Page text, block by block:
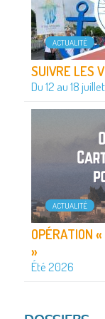
ACTUALITÉ
SUIVRE LES
Du 12 au 18
ACTUALITÉ
OPÉRATION
»
Été 2026